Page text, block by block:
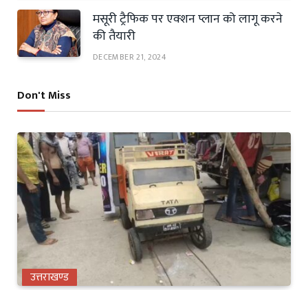
मसूरी ट्रैफिक पर एक्शन प्लान को लागू करने
की तैयारी
DECEMBER 21, 2024
Don't Miss
उत्तराखण्ड